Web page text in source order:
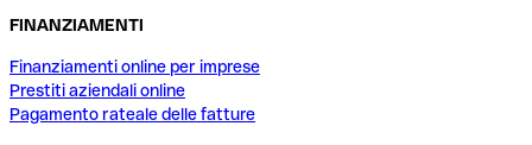
FINANZIAMENTI
Finanziamenti online per imprese
Prestiti aziendali online
Pagamento rateale delle fatture